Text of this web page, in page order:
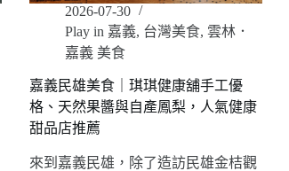
2026-07-30
Play in 嘉義, 台灣美食,雲林．
嘉義 美食
嘉義民雄美食｜琪琪健康舖手工優
格、天然果醬與自產鳳梨，人氣健康
甜品店推薦
來到嘉義民雄，除了造訪民雄金桔觀